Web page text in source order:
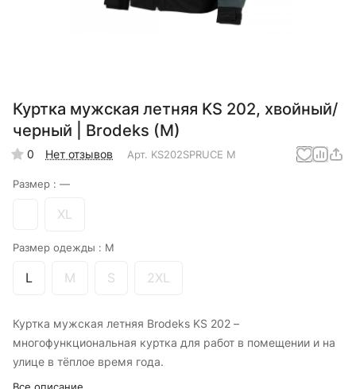
Куртка мужская летняя KS 202, хвойный/
черный | Brodeks (M)
0 Нет отзывов Арт. KS202SPRUCE M
Размер : —
XL
Размер одежды : M
L M S 2XL
Куртка мужская летняя Brodeks KS 202 –
многофункциональная куртка для работ в помещении и на
улице в тёплое время года.